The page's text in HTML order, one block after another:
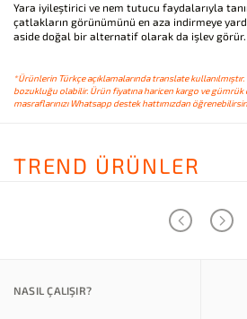
Yara iyileştirici ve nem tutucu faydalarıyla
çatlakların görünümünü en aza indirmeye
aside doğal bir alternatif olarak da işlev görür.
*Ürünlerin Türkçe açıklamalarında translate kullanılmıştır.
bozukluğu olabilir. Ürün fiyatına haricen kargo ve gümrük
masraflarınızı Whatsapp destek hattımızdan
TREND ÜRÜNLER
NASIL ÇALIŞIR?